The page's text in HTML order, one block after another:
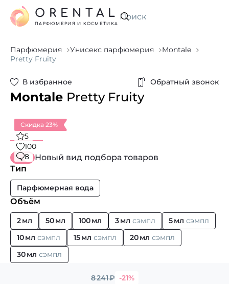
Искать
ORENTAL
ПАРФЮМЕРИЯ И КОСМЕТИКА
Парфюмерия Унисекс парфюмерия
Montale
Pretty Fruity
В избранное Обратный звонок
Montale Pretty Fruity
Скидка 23%
5
100
8
Новый вид подбора товаров
Тип
Парфюмерная вода
Объём
2 мл 50 мл 100 мл 3 мл сэмпл 5 мл сэмпл
10 мл сэмпл 15 мл сэмпл 20 мл сэмпл
30 мл сэмпл
8 241₽ -21%